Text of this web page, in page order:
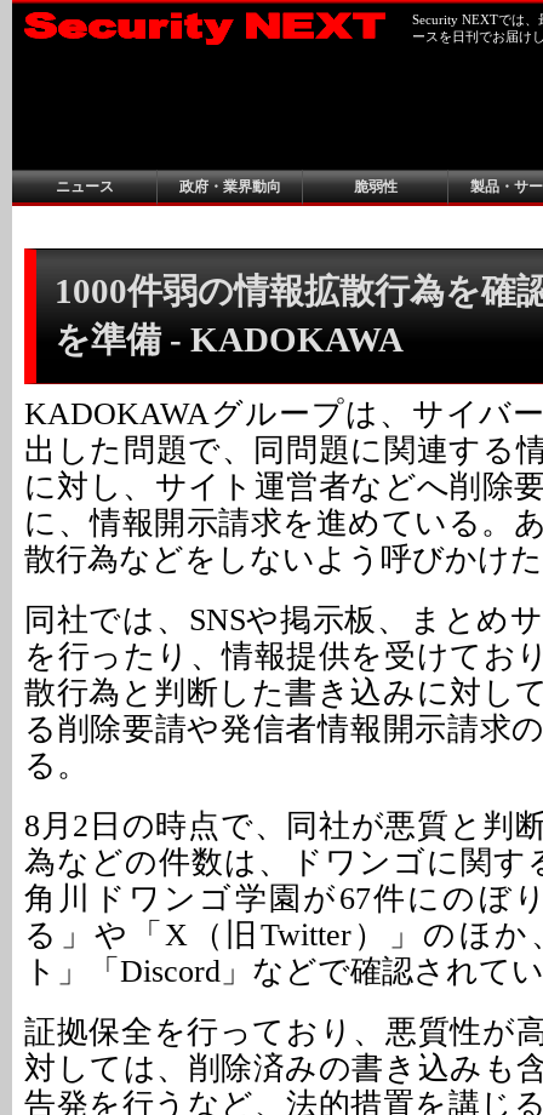
Security NEXTでは
ースを日刊でお届け
ニュース 政府・業界動向 脆弱性 製品・サ
1000件弱の情報拡散行為を確
を準備 - KADOKAWA
KADOKAWAグループは、サイバ
出した問題で、同問題に関連する
に対し、サイト運営者などへ削除
に、情報開示請求を進めている。
散行為などをしないよう呼びかけ
同社では、SNSや掲示板、まとめ
を行ったり、情報提供を受けてお
散行為と判断した書き込みに対し
る削除要請や発信者情報開示請求
る。
8月2日の時点で、同社が悪質と判
為などの件数は、ドワンゴに関す
角川ドワンゴ学園が67件にのぼ
る」や「X（旧Twitter）」のほ
ト」「Discord」などで確認されて
証拠保全を行っており、悪質性が
対しては、削除済みの書き込みも
告発を行うなど、法的措置を講じ